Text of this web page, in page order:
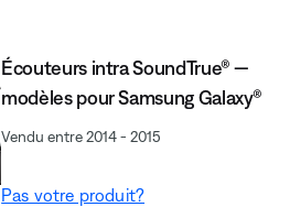
Écouteurs intra SoundTrue® —
modèles pour Samsung Galaxy®
Vendu entre 2014 - 2015
Pas votre produit?